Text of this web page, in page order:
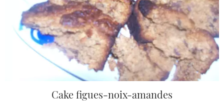
Cake figues-noix-amandes